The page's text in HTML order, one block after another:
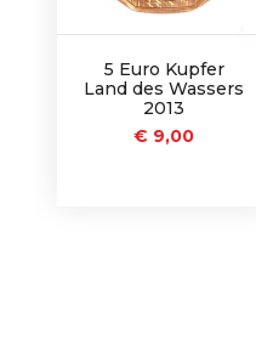
5 Euro Kupfer
Land des Wassers
2013
€ 9,00